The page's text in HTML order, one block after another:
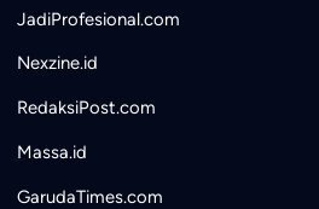
JadiProfesional.com
Nexzine.id
RedaksiPost.com
Massa.id
GarudaTimes.com